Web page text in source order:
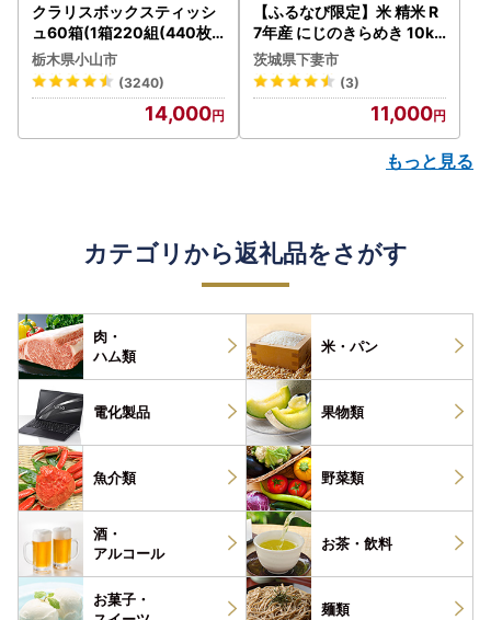
クラリスボックスティッシ
ュ60箱(1箱220組(440枚))
(5個入り×12セット)【配送
不可地域：離島・沖縄県】
【1256759】
栃木県小山市
(3240)
14,000
【ふるなび限定】米 精米 R
7年産 にじのきらめき 10kg
10月 FN-Limited-PR
茨城県下妻市
(3)
11,000
もっと見る
カテゴリから返礼品をさがす
肉・
ハム類
米・パン
電化製品 果物類
魚介類 野菜類
酒・
アルコール
お茶・ 飲料
お菓子・
麺類